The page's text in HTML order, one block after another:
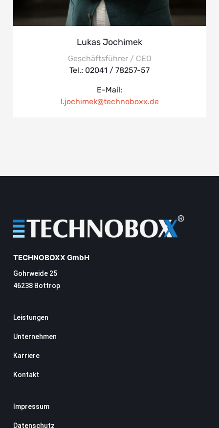
Lukas Jochimek
Geschäftsführer / CEO
Tel.: 02041 / 78257-57
E-Mail:
l.jochimek@technoboxx.de
TECHNOBOXX GmbH
Gohrweide 25
46238 Bottrop
Leistungen
Unternehmen
Karriere
Kontakt
Impressum
Datenschutz